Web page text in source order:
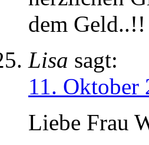
dem
Lisa sagt:
11. Oktober
Liebe Frau